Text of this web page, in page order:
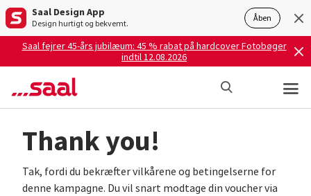
Saal Design App
Design hurtigt og bekvemt. Åben
Saal fejrer 45-års jubilæum: 45 % rabat på hardcover Fotobøger
indtil 12.08.2026
Thank you!
Tak, fordi du bekræfter vilkårene og betingelserne for
denne kampagne. Du vil snart modtage din voucher via